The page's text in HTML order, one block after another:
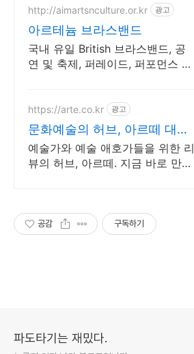
http://aimartsnculture.or.kr 광고
아르테늄 브라스밴드
국내 유일 British 브라스밴드, 공
연 및 축제, 퍼레이드, 퍼포먼스 공
https://arte.co.kr 광고
문화예술의 허브, 아르떼 대한
민국 문화예술 플랫폼
예술가와 예술 애호가들을 위한 리
뷰의 허브, 아르떼. 지금 바로 만나
공감 구독하기
파도타기는 재밌다.